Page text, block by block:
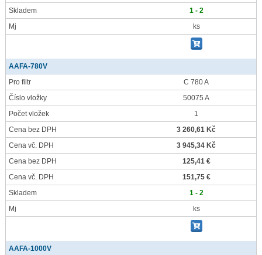
Skladem
1 - 2
Mj
ks
AAFA-780V
Pro filtr
C 780 A
Číslo vložky
50075 A
Počet vložek
1
Cena bez DPH
3 260,61 Kč
Cena vč. DPH
3 945,34 Kč
Cena bez DPH
125,41 €
Cena vč. DPH
151,75 €
Skladem
1 - 2
Mj
ks
AAFA-1000V